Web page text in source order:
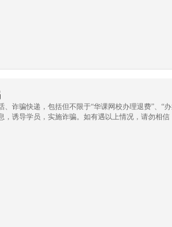
诈骗快递，包括但不限于“华课网校办理退费”、“
，诱导学员，实施诈骗。如有遇以上情况，请勿相